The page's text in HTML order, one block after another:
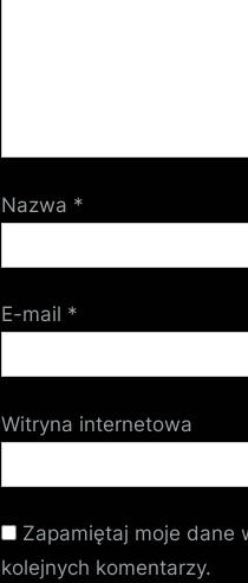
Nazwa *
E-mail *
Witryna internetowa
Zapamiętaj moje dane
kolejnych komentarzy.